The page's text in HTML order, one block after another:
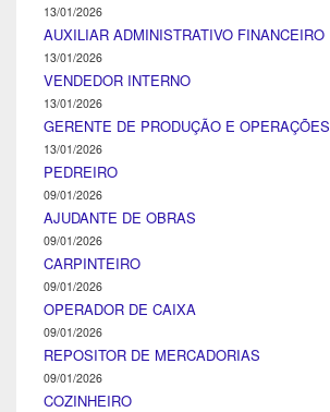
13/01/2026
AUXILIAR ADMINISTRATIVO FINANCEIRO
13/01/2026
VENDEDOR INTERNO
13/01/2026
GERENTE DE PRODUÇÃO E OPERAÇÕES
13/01/2026
PEDREIRO
09/01/2026
AJUDANTE DE OBRAS
09/01/2026
CARPINTEIRO
09/01/2026
OPERADOR DE CAIXA
09/01/2026
REPOSITOR DE MERCADORIAS
09/01/2026
COZINHEIRO